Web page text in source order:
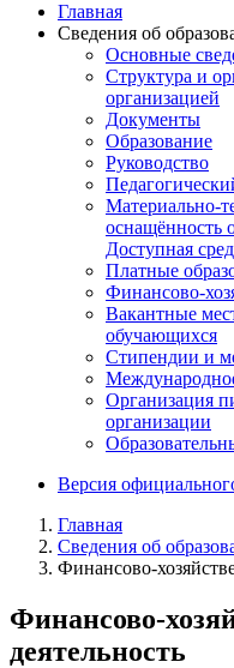
Главная
Сведения об
Основные
Структура и
организацией
Документы
Образование
Руководство
Материально-
оснащённость
Доступная
Платные
Финансово-
Вакантные
обучающихся
Стипендии и
Организация
организации
Версия
Главная
Сведения об
Финансово-
Финансово-
деятельность